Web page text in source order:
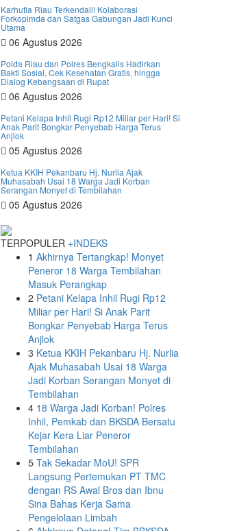
Karhutla Riau Terkendali! Kolaborasi
Forkopimda dan Satgas Gabungan Jadi Kunci
Utama
06 Agustus 2026
Polda Riau dan Polres Bengkalis Hadirkan
Bakti Sosial, Cek Kesehatan Gratis, hingga
Dialog Kebangsaan di Rupat
06 Agustus 2026
Petani Kelapa Inhil Rugi Rp12 Miliar per Hari! Si
Anak Parit Bongkar Penyebab Harga Terus
Anjlok
05 Agustus 2026
Ketua KKIH Pekanbaru Hj. Nurlia Ajak
Muhasabah Usai 18 Warga Jadi Korban
Serangan Monyet di Tembilahan
05 Agustus 2026
TERPOPULER +INDEKS
1 Akhirnya Tertangkap! Monyet
Peneror 18 Warga Tembilahan
Masuk Perangkap
2 Petani Kelapa Inhil Rugi Rp12
Miliar per Hari! Si Anak Parit
Bongkar Penyebab Harga Terus
Anjlok
3 Ketua KKIH Pekanbaru Hj. Nurlia
Ajak Muhasabah Usai 18 Warga
Jadi Korban Serangan Monyet di
Tembilahan
4 18 Warga Jadi Korban! Polres
Inhil, Pemkab dan BKSDA Bersatu
Kejar Kera Liar Peneror
Tembilahan
5 Tak Sekadar MoU! SPR
Langsung Pertemukan PT TMC
dengan RS Awal Bros dan Ibnu
Sina Bahas Kerja Sama
Pengelolaan Limbah